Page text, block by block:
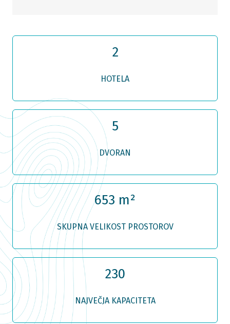
2
HOTELA
5
DVORAN
653 m²
SKUPNA VELIKOST PROSTOROV
230
NAJVEČJA KAPACITETA